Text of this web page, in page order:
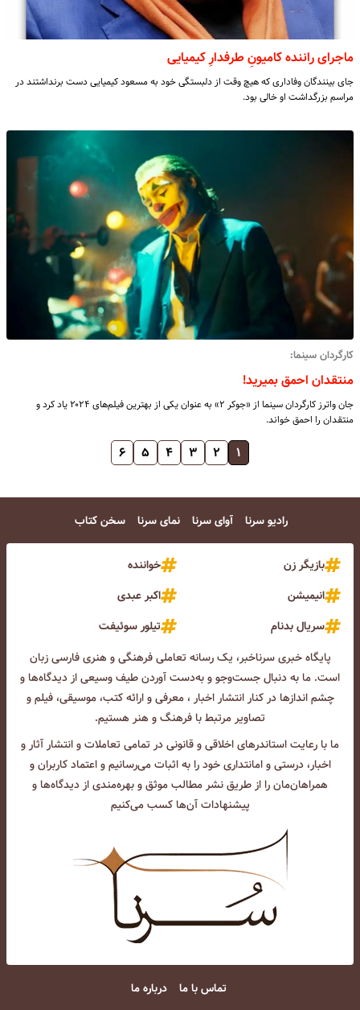
ماجرای راننده کامیونِ طرفدارِ کیمیایی
جای بینندگان وفاداری که هیچ‌ وقت از دلبستگی خود به مسعود کیمیایی دست برنداشتند در
مراسم بزرگداشت او خالی بود.
کارگردان سینما:
منتقدان احمق بمیرید!
جان واترز کارگردان سینما از «جوکر ۲» به عنوان یکی از بهترین فیلم‌های ۲۰۲۴ یاد کرد و
منتقدان را احمق خواند.
۱ ۲ ۳ ۴ ۵ ۶
رادیو سرنا آوای سرنا نمای سرنا سخن کتاب
بازیگر زن
خواننده
انیمیشن
اکبر عبدی
سریال بدنام
تیلور سوئیفت
پایگاه خبری سرناخبر، یک رسانه تعاملی فرهنگی و هنری فارسی زبان
است. ما به دنبال جست‌و‌جو و به‌دست آوردن طیف وسیعی از دیدگاه‌ها و
چشم انداز‌ها در کنار انتشار اخبار ، معرفی و ارائه کتب، موسیقی، فیلم و
تصاویر مرتبط با فرهنگ و هنر هستیم.
ما با رعایت استاندرهای اخلاقی و قانونی در تمامی تعاملات و انتشار آثار و
اخبار، درستی و امانتداری خود را به اثبات می‌رسانیم و اعتماد کاربران و
همراهان‌مان را از طریق نشر مطالب موثق و بهره‌مندی از دیدگاه‌ها و
پیشنهادات آن‌ها کسب می‌کنیم
تماس با ما درباره ما